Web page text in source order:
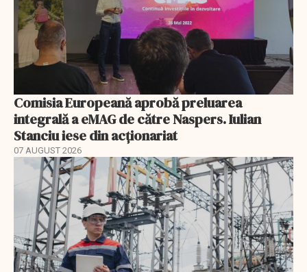
Comisia Europeană aprobă preluarea
integrală a eMAG de către Naspers. Iulian
Stanciu iese din acționariat
07 AUGUST 2026